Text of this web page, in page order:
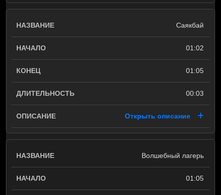
Саякбай
01:02
01:05
00:03
Открыть описание
Волшебный лагерь
01:05